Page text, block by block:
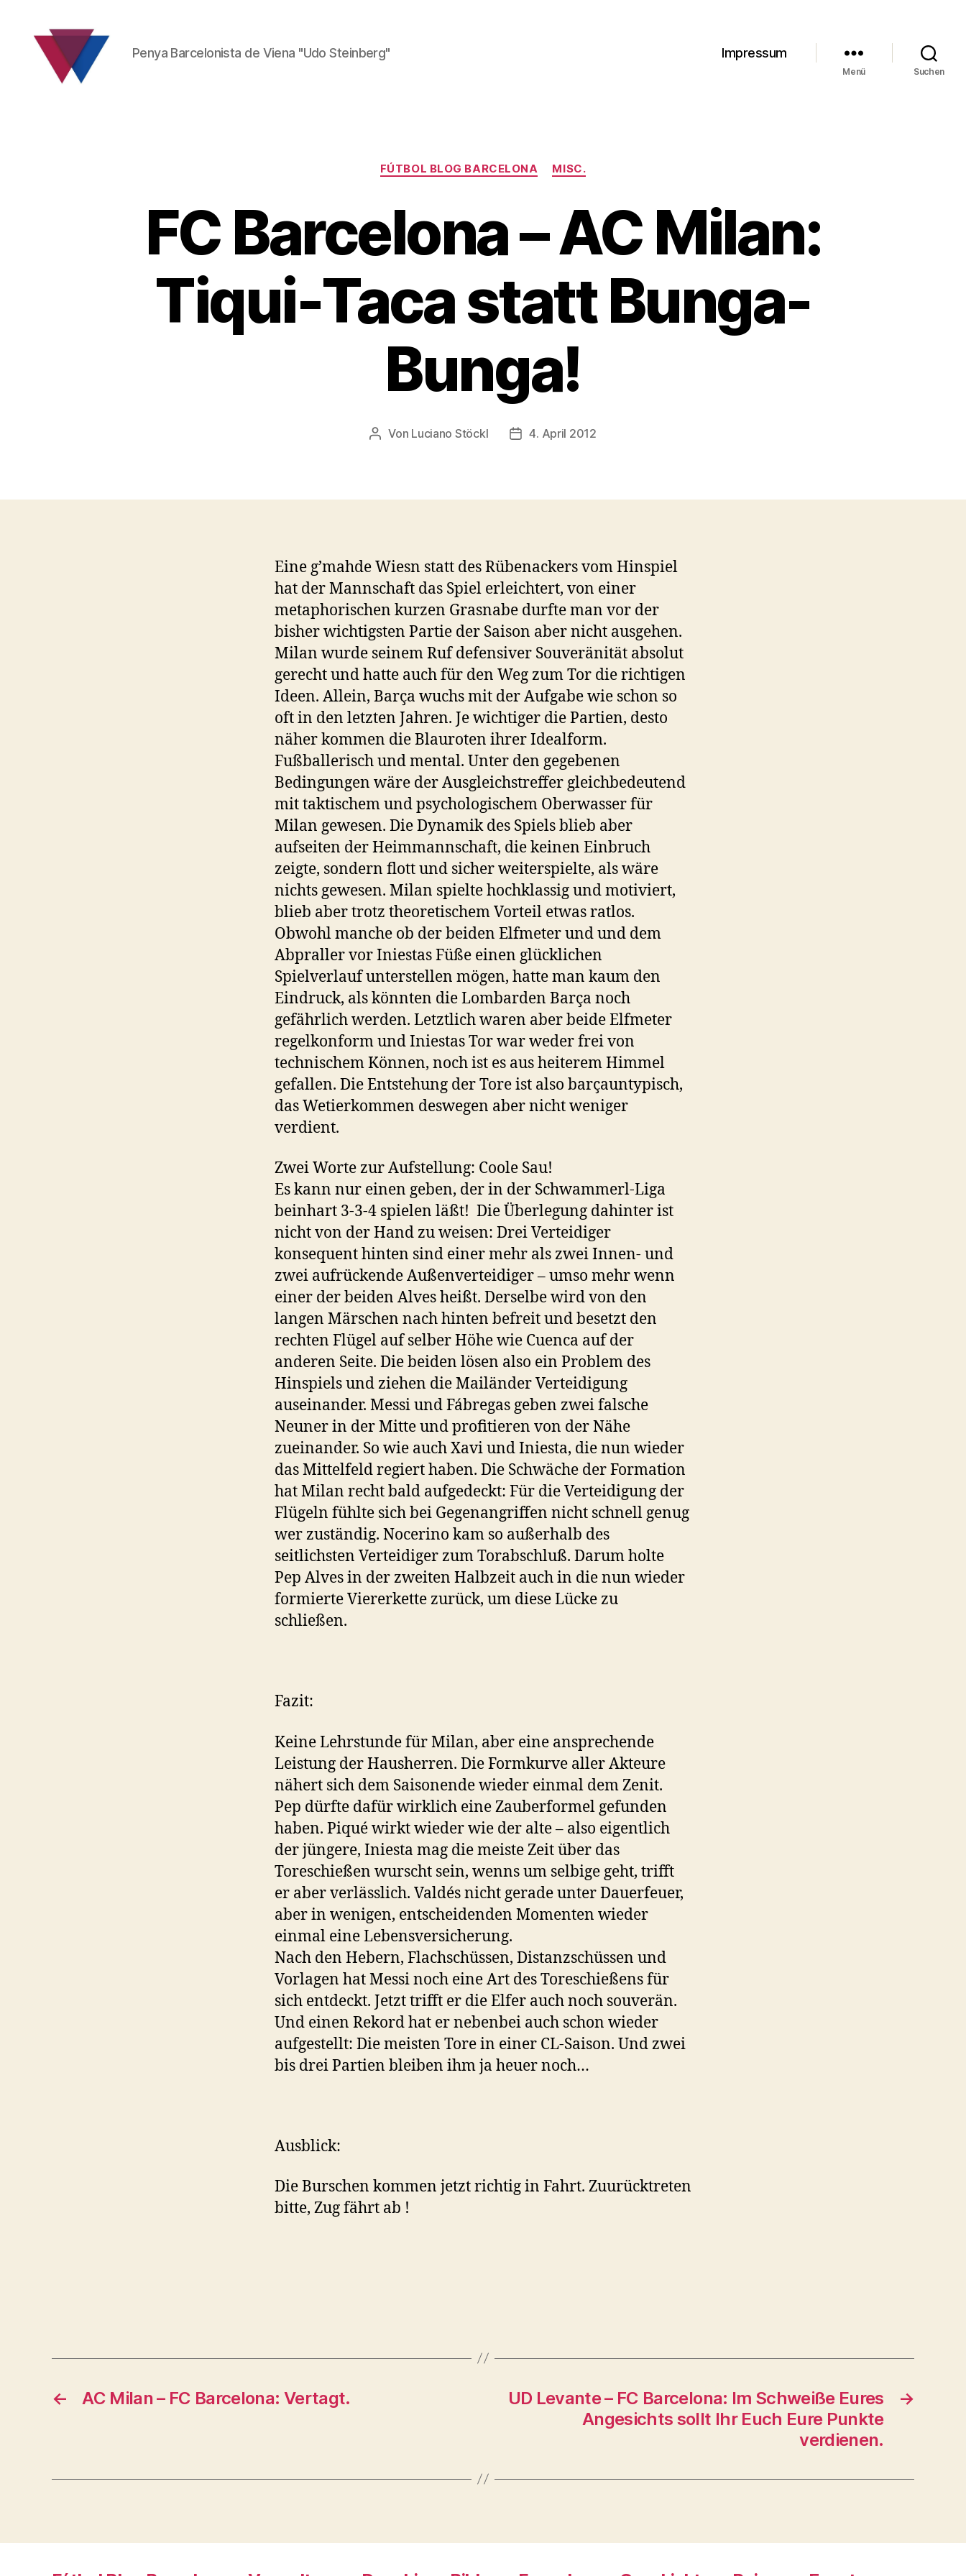
Penya Barcelonista de Viena "Udo Steinberg" Impressum
Menü Suchen
Kategorien
FÚTBOL BLOG BARCELONA MISC.
FC Barcelona – AC Milan:
Tiqui-Taca statt Bunga-
Bunga!
Beitragsautor
Von Luciano Stöckl Beitragsdatum
4. April 2012
Eine g’mahde Wiesn statt des Rübenackers vom Hinspiel
hat der Mannschaft das Spiel erleichtert, von einer
metaphorischen kurzen Grasnabe durfte man vor der
bisher wichtigsten Partie der Saison aber nicht ausgehen.
Milan wurde seinem Ruf defensiver Souveränität absolut
gerecht und hatte auch für den Weg zum Tor die richtigen
Ideen. Allein, Barça wuchs mit der Aufgabe wie schon so
oft in den letzten Jahren. Je wichtiger die Partien, desto
näher kommen die Blauroten ihrer Idealform.
Fußballerisch und mental. Unter den gegebenen
Bedingungen wäre der Ausgleichstreffer gleichbedeutend
mit taktischem und psychologischem Oberwasser für
Milan gewesen. Die Dynamik des Spiels blieb aber
aufseiten der Heimmannschaft, die keinen Einbruch
zeigte, sondern flott und sicher weiterspielte, als wäre
nichts gewesen. Milan spielte hochklassig und motiviert,
blieb aber trotz theoretischem Vorteil etwas ratlos.
Obwohl manche ob der beiden Elfmeter und und dem
Abpraller vor Iniestas Füße einen glücklichen
Spielverlauf unterstellen mögen, hatte man kaum den
Eindruck, als könnten die Lombarden Barça noch
gefährlich werden. Letztlich waren aber beide Elfmeter
regelkonform und Iniestas Tor war weder frei von
technischem Können, noch ist es aus heiterem Himmel
gefallen. Die Entstehung der Tore ist also barçauntypisch,
das Wetierkommen deswegen aber nicht weniger
verdient.
Zwei Worte zur Aufstellung: Coole Sau!
Es kann nur einen geben, der in der Schwammerl-Liga
beinhart 3-3-4 spielen läßt! Die Überlegung dahinter ist
nicht von der Hand zu weisen: Drei Verteidiger
konsequent hinten sind einer mehr als zwei Innen- und
zwei aufrückende Außenverteidiger – umso mehr wenn
einer der beiden Alves heißt. Derselbe wird von den
langen Märschen nach hinten befreit und besetzt den
rechten Flügel auf selber Höhe wie Cuenca auf der
anderen Seite. Die beiden lösen also ein Problem des
Hinspiels und ziehen die Mailänder Verteidigung
auseinander. Messi und Fábregas geben zwei falsche
Neuner in der Mitte und profitieren von der Nähe
zueinander. So wie auch Xavi und Iniesta, die nun wieder
das Mittelfeld regiert haben. Die Schwäche der Formation
hat Milan recht bald aufgedeckt: Für die Verteidigung der
Flügeln fühlte sich bei Gegenangriffen nicht schnell genug
wer zuständig. Nocerino kam so außerhalb des
seitlichsten Verteidiger zum Torabschluß. Darum holte
Pep Alves in der zweiten Halbzeit auch in die nun wieder
formierte Viererkette zurück, um diese Lücke zu
schließen.
Fazit:
Keine Lehrstunde für Milan, aber eine ansprechende
Leistung der Hausherren. Die Formkurve aller Akteure
nähert sich dem Saisonende wieder einmal dem Zenit.
Pep dürfte dafür wirklich eine Zauberformel gefunden
haben. Piqué wirkt wieder wie der alte – also eigentlich
der jüngere, Iniesta mag die meiste Zeit über das
Toreschießen wurscht sein, wenns um selbige geht, trifft
er aber verlässlich. Valdés nicht gerade unter Dauerfeuer,
aber in wenigen, entscheidenden Momenten wieder
einmal eine Lebensversicherung.
Nach den Hebern, Flachschüssen, Distanzschüssen und
Vorlagen hat Messi noch eine Art des Toreschießens für
sich entdeckt. Jetzt trifft er die Elfer auch noch souverän.
Und einen Rekord hat er nebenbei auch schon wieder
aufgestellt: Die meisten Tore in einer CL-Saison. Und zwei
bis drei Partien bleiben ihm ja heuer noch…
Ausblick:
Die Burschen kommen jetzt richtig in Fahrt. Zuurücktreten
bitte, Zug fährt ab !
← AC Milan – FC Barcelona: Vertagt. →
UD Levante – FC Barcelona: Im Schweiße Eures
Angesichts sollt Ihr Euch Eure Punkte
verdienen.